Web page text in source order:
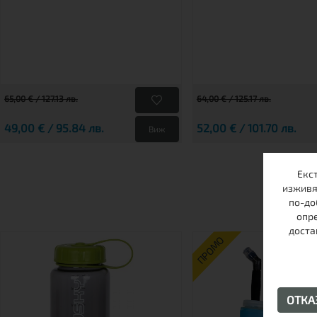
65,00 € / 127.13 лв.
49,00 € / 95.84 лв. Виж
64,00 € / 125.17 лв.
52,00 € / 101.70 лв.
ПРОМО
по-